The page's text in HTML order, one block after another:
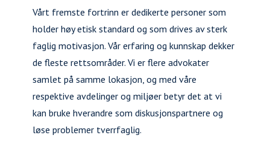
Vårt fremste fortrinn er dedikerte personer som
holder høy etisk standard og som drives av sterk
faglig motivasjon. Vår erfaring og kunnskap dekker
de fleste rettsområder. Vi er flere advokater
samlet på samme lokasjon, og med våre
respektive avdelinger og miljøer betyr det at vi
kan bruke hverandre som diskusjonspartnere og
løse problemer tverrfaglig.